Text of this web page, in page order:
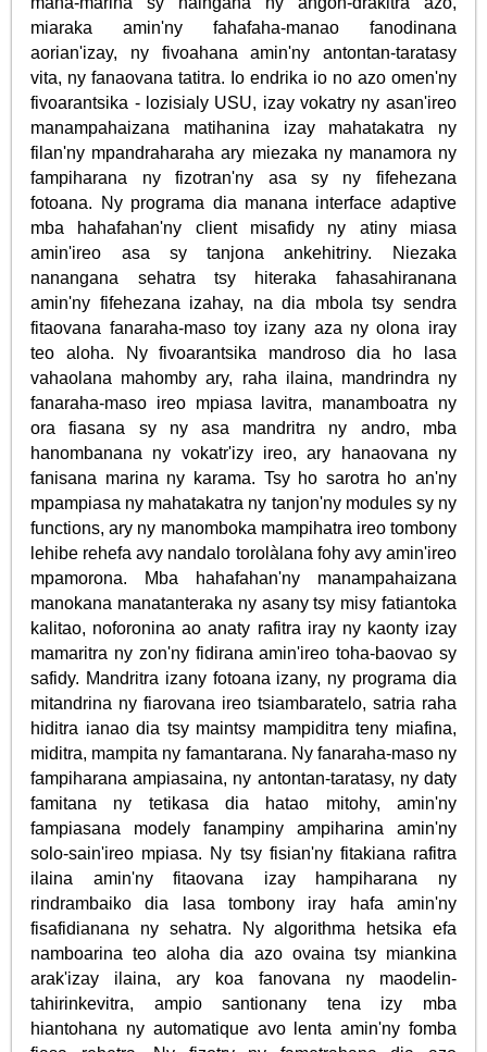
miaraka amin'ny fahafaha-manao fanodinana
aorian'izay, ny fivoahana amin'ny antontan-taratasy
vita, ny fanaovana tatitra. Io endrika io no azo omen'ny
fivoarantsika - lozisialy USU, izay vokatry ny asan'ireo
manampahaizana matihanina izay mahatakatra ny
filan'ny mpandraharaha ary miezaka ny manamora ny
fampiharana ny fizotran'ny asa sy ny fifehezana
fotoana. Ny programa dia manana interface adaptive
mba hahafahan'ny client misafidy ny atiny miasa
amin'ireo asa sy tanjona ankehitriny. Niezaka
nanangana sehatra tsy hiteraka fahasahiranana
amin'ny fifehezana izahay, na dia mbola tsy sendra
fitaovana fanaraha-maso toy izany aza ny olona iray
teo aloha. Ny fivoarantsika mandroso dia ho lasa
vahaolana mahomby ary, raha ilaina, mandrindra ny
fanaraha-maso ireo mpiasa lavitra, manamboatra ny
ora fiasana sy ny asa mandritra ny andro, mba
hanombanana ny vokatr'izy ireo, ary hanaovana ny
fanisana marina ny karama. Tsy ho sarotra ho an'ny
mpampiasa ny mahatakatra ny tanjon'ny modules sy ny
functions, ary ny manomboka mampihatra ireo tombony
lehibe rehefa avy nandalo torolàlana fohy avy amin'ireo
mpamorona. Mba hahafahan'ny manampahaizana
manokana manatanteraka ny asany tsy misy fatiantoka
kalitao, noforonina ao anaty rafitra iray ny kaonty izay
mamaritra ny zon'ny fidirana amin'ireo toha-baovao sy
safidy. Mandritra izany fotoana izany, ny programa dia
mitandrina ny fiarovana ireo tsiambaratelo, satria raha
hiditra ianao dia tsy maintsy mampiditra teny miafina,
miditra, mampita ny famantarana. Ny fanaraha-maso ny
fampiharana ampiasaina, ny antontan-taratasy, ny daty
famitana ny tetikasa dia hatao mitohy, amin'ny
fampiasana modely fanampiny ampiharina amin'ny
solo-sain'ireo mpiasa. Ny tsy fisian'ny fitakiana rafitra
ilaina amin'ny fitaovana izay hampiharana ny
rindrambaiko dia lasa tombony iray hafa amin'ny
fisafidianana ny sehatra. Ny algorithma hetsika efa
namboarina teo aloha dia azo ovaina tsy miankina
arak'izay ilaina, ary koa fanovana ny maodelin-
tahirinkevitra, ampio santionany tena izy mba
hiantohana ny automatique avo lenta amin'ny fomba